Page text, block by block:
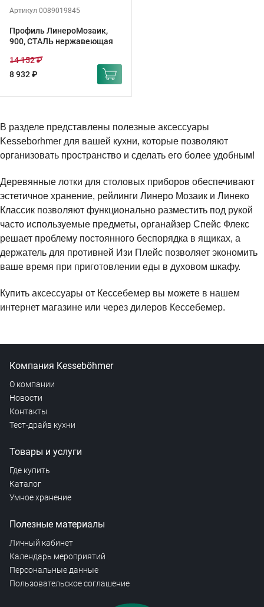
Артикул 0089019845
Профиль ЛинероМозаик,
900, СТАЛЬ нержавеющая
8 932 ₽
14 152 ₽
В разделе представлены полезные аксессуары
Kesseborhmer для вашей кухни, которые позволяют
организовать пространство и сделать его более удобным!
Деревянные лотки для столовых приборов обеспечивают
эстетичное хранение, рейлинги Линеро Мозаик и Линеко
Классик позволяют функционально разместить под рукой
часто используемые предметы, органайзер Спейс Флекс
решает проблему постоянного беспорядка в ящиках, а
держатель для противней Изи Плейс позволяет экономить
ваше время при приготовлении еды в духовом шкафу.
Купить аксессуары от Кессебемер вы можете в нашем
интернет магазине или через дилеров Кессебемер.
Компания Kesseböhmer
О компании
Новости
Контакты
Тест-драйв кухни
Товары и услуги
Где купить
Каталог
Умное хранение
Полезные материалы
Личный кабинет
Календарь мероприятий
Персональные данные
Пользовательское соглашение